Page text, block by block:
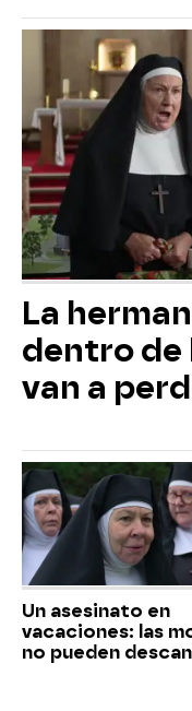
La
dentro de
van a
Un asesinato en
vacaciones: las
no pueden